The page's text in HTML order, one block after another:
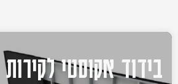
בידוד אקוסטי לקירות